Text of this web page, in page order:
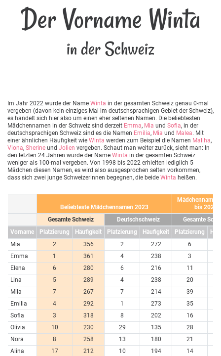
Der Vorname Winta
in der Schweiz
Im Jahr 2022 wurde der Name Winta in der gesamten Schweiz genau 0-mal
vergeben (davon kein einziges Mal im deutschsprachigen Gebiet der Schweiz),
es handelt sich hier also um einen eher seltenen Namen. Die beliebtesten
Mädchennamen in der Schweiz sind derzeit Emma, Mia und Sofia, in der
deutschsprachigen Schweiz sind es die Namen Emilia, Mia und Malea. Mit
einer ähnlichen Häufigkeit wie Winta werden zum Beispiel die Namen Maliha,
Viona, Sherine und Jolien vergeben. Schaut man weiter zurück, sieht man: In
den letzten 24 Jahren wurde der Name Winta in der gesamten Schweiz
weniger als 100-mal vergeben. Von 1998 bis 2022 erhielten lediglich 5
Mädchen diesen Namen, es wird also ausgesprochen selten vorkommen,
dass sich zwei junge Schweizerinnen begegnen, die beide Winta heißen.
Beliebteste Mädchennamen 2023
Mädchennamen
bis 2023
Gesamte Schweiz
Deutschschweiz
Gesamte
Vorname
Platzierung Häufigkeit Platzierung Häufigkeit Platzierung
Mia
2 356 2 272 6
Emma
1 361 4 238 3
Elena
6 280 6 216 11
Lina
5 289 4 238 20
Mila
7 267 7 214 39
Emilia
4 292 1 273 35
Sofia
3 318 8 202 16
Olivia
10 230 29 135 28
Nora
8 258 13 180 21
Alina
17 212 10 194 14